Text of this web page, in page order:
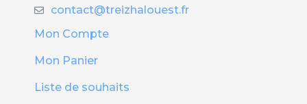
contact@treizhalouest.fr
Mon Compte
Mon Panier
Liste de souhaits